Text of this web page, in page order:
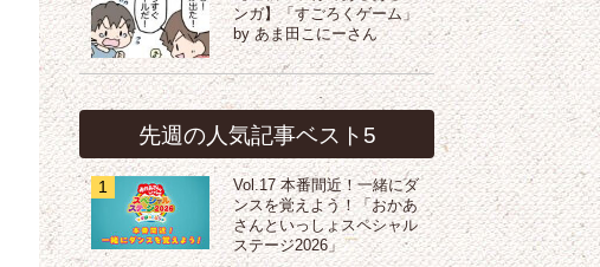
ンガ】「すごろくゲーム」
by あま田こにーさん
先週の人気記事ベスト5
1
Vol.17 本番間近！一緒にダ
ンスを覚えよう！「おかあ
さんといっしょスペシャル
ステージ2026」